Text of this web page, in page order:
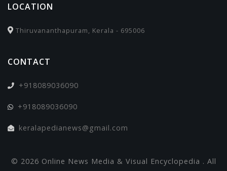
LOCATION
Thiruvananthapuram, Kerala - 695006
CONTACT
+918089036090
+918089036090
keralapedianews@gmail.com
© 2026 Online News Media & Visual Encyclopedia . All